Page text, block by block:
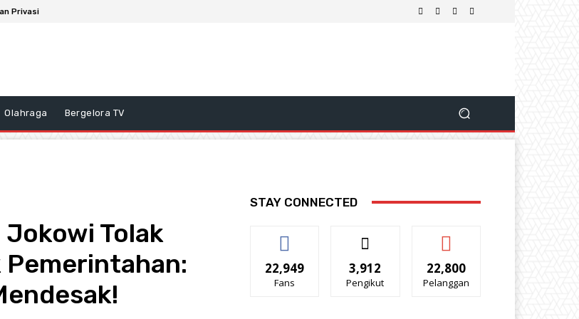
Privasi
Olahraga Bergelora TV
Jokowi Tolak
Pemerintahan:
STAY CONNECTED
22,949
Fans
3,912
Pengikut
22,800
Pelanggan